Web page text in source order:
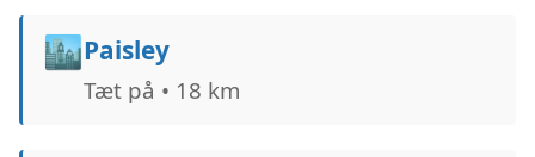
🏙️Paisley
Tæt på • 18 km